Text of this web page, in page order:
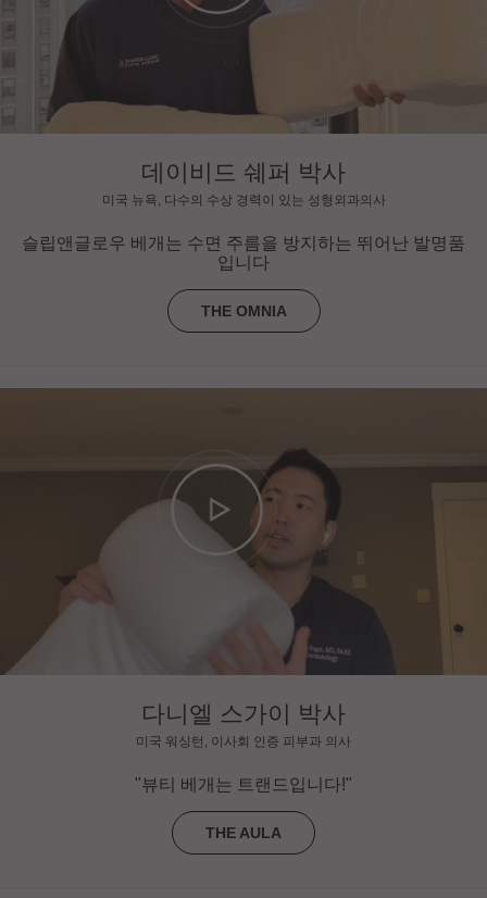
데이비드 쉐퍼 박사
미국 뉴욕, 다수의 수상 경력이 있는 성형외과의사
슬립앤글로우 베개는 수면 주름을 방지하는 뛰어난 발명품
입니다
THE OMNIA
다니엘 스가이 박사
미국 워싱턴, 이사회 인증 피부과 의사
"뷰티 베개는 트랜드입니다!"
THE AULA